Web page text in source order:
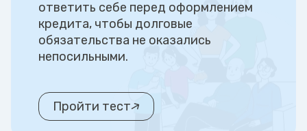
ответить себе перед оформлением
кредита, чтобы долговые
обязательства не оказались
непосильными.
Пройти тест